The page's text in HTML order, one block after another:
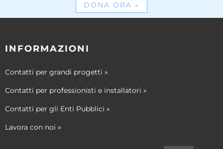
DONA ORA »
INFORMAZIONI
Contatti per grandi progetti »
Contatti per professionisti e installatori »
Contatti per gli Enti Pubblici »
Lavora con noi »